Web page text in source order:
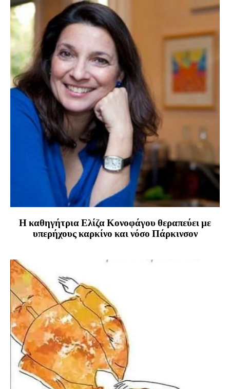
Η καθηγήτρια Ελίζα Κονοφάγου θεραπεύει με
υπερήχους καρκίνο και νόσο Πάρκινσον